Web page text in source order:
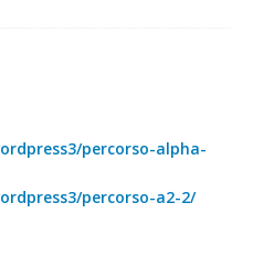
percorso-alpha-
percorso-a2-2/